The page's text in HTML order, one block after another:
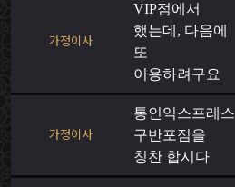
가정이사
VIP점에서
했는데, 다음에
또
이용하려구요
가정이사
통인익스프레스
구반포점을
칭찬 합시다